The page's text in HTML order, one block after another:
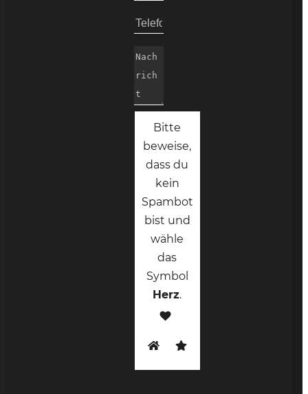
Bitte
beweise,
dass du
kein
Spambot
bist und
wähle
das
Symbol
Herz.